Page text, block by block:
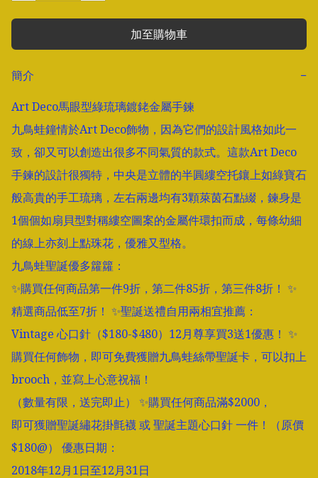
加至購物車
簡介
−
Art Deco馬眼型綠琉璃鍍銠金屬手鍊
九鳥蛙鐘情於Art Deco飾物，因為它們的設計風格如此一
致，卻又可以創造出很多不同氣質的款式。這款Art Deco
手鍊的設計很獨特，中央是立體的半圓縷空托鑲上如綠寶石
般高貴的手工琉璃，左右兩邊均有3顆萊茵石點綴，鍊身是
1個個如扇貝型對稱縷空圖案的金屬件環扣而成，每條幼細
的線上亦刻上點珠花，優雅又型格。
九鳥蛙聖誕優多籮籮：
✨購買任何商品第一件9折，第二件85折，第三件8折！ ✨
精選商品低至7折！ ✨聖誕送禮自用兩相宜推薦：
Vintage 心口針（$180-$480）12月尊享買3送1優惠！ ✨
購買任何飾物，即可免費獲贈九鳥蛙絲帶聖誕卡，可以扣上
brooch，並寫上心意祝福！
（數量有限，送完即止） ✨購買任何商品滿$2000，
即可獲贈聖誕繡花掛氈襪 或 聖誕主題心口針 一件！（原價
$180@） 優惠日期：
2018年12月1日至12月31日